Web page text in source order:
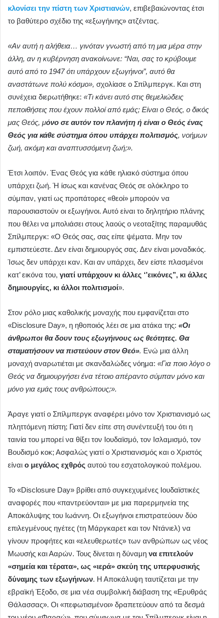
κλονίσει την πίστη των Χριστιανών, επιβεβαιώνοντας έτσι
το βαθύτερο σχέδιο της «εξωγήινης» ατζέντας.
«Αν αυτή η αλήθεια… γινόταν γνωστή από τη μια μέρα στην
άλλη, αν η κυβέρνηση ανακοίνωνε: “Ναι, σας το κρύβουμε
αυτό από το 1947 ότι υπάρχουν εξωγήινοι”, αυτό θα
αναστάτωνε πολύ κόσμο», σχολίασε ο Σπίλμπεργκ. Και στη
συνέχεια διερωτήθηκε: «Τι κάνει αυτό στις θεμελιώδεις
πεποιθήσεις που έχουν πολλοί από εμάς; Είναι ο Θεός, ο δικός
μας Θεός, μόνο σε αυτόν τον πλανήτη ή είναι ο Θεός ένας
Θεός για κάθε σύστημα όπου υπάρχει πολιτισμός, νοήμων
ζωή, ακόμη και αναπτυσσόμενη ζωή;».
Έτσι λοιπόν. Ένας Θεός για κάθε ηλιακό σύστημα όπου
υπάρχει ζωή. Ή ίσως και κανένας Θεός σε ολόκληρο το
σύμπαν, γιατί ως προπάτορες «θεοί» μπορούν να
παρουσιαστούν οι εξωγήινοι. Αυτό είναι το δηλητήριο πλάνης
που θέλει να μπολιάσει στους λαούς ο νεοταξίτης παραμυθάς
Σπίλμπεργκ: «Ο Θεός σας, σας είπε ψέματα. Μην τον
εμπιστεύεστε. Δεν είναι δημιουργός σας. Δεν είναι μοναδικός.
Ίσως δεν υπάρχει καν. Και αν υπάρχει, δεν είστε πλασμένοι
κατ’ εικόνα του, γιατί υπάρχουν κι άλλες ‘’εικόνες’’, κι άλλες
δημιουργίες, κι άλλοι πολιτισμοί».
Στον ρόλο μιας καθολικής μοναχής που εμφανίζεται στο
«Disclosure Day», η ηθοποιός λέει σε μια ατάκα της: «Οι
άνθρωποι θα δουν τους εξωγήινους ως θεότητες. Θα
σταματήσουν να πιστεύουν στον Θεό». Ενώ μια άλλη
μοναχή αναρωτιέται με σκανδαλώδες νόημα: «Για ποιο λόγο ο
Θεός να δημιουργήσει ένα τέτοιο απέραντο σύμπαν μόνο και
μόνο για εμάς τους ανθρώπους;».
Άραγε γιατί ο Σπίλμπεργκ αναφέρει μόνο τον Χριστιανισμό ως
πληττόμενη πίστη; Γιατί δεν είπε στη συνέντευξή του ότι η
ταινία του μπορεί να θίξει τον Ιουδαϊσμό, τον Ισλαμισμό, τον
Βουδισμό κοκ; Ασφαλώς γιατί ο Χριστιανισμός και ο Χριστός
είναι ο μεγάλος εχθρός αυτού του εσχατολογικού πολέμου.
Το «Disclosure Day» βρίθει από συγκεχυμένες Ιουδαϊστικές
αναφορές που «παντρεύονται» με μια παρερμηνεία της
Αποκάλυψης του Ιωάννη. Οι εξωγήινοι επιστρατεύουν δύο
επιλεγμένους ηγέτες (τη Μάργκαρετ και τον Ντάνιελ) να
γίνουν προφήτες και «ελευθερωτές» των ανθρώπων ως νέος
Μωυσής και Ααρών. Τους δίνεται η δύναμη να επιτελούν
«σημεία και τέρατα», ως «ιερά» σκεύη της υπερφυσικής
δύναμης των εξωγήινων. Η Αποκάλυψη ταυτίζεται με την
εβραϊκή Έξοδο, σε μια νέα συμβολική διάβαση της «Ερυθράς
Θάλασσας». Οι «πεφωτισμένοι» δραπετεύουν από τα δεσμά